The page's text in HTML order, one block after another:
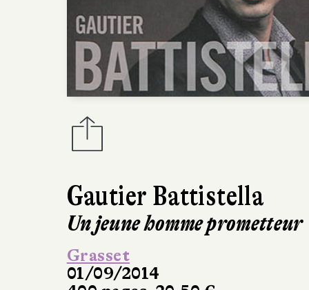
Gautier Battistella
Un jeune homme prometteur
Grasset
01/09/2014